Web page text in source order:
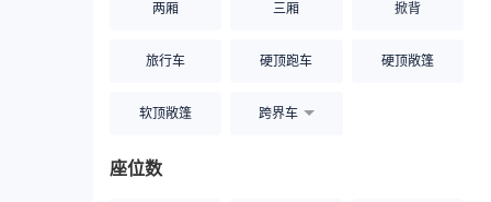
两厢 三厢 掀背
旅行车 硬顶跑车 硬顶敞篷
软顶敞篷 跨界车
座位数